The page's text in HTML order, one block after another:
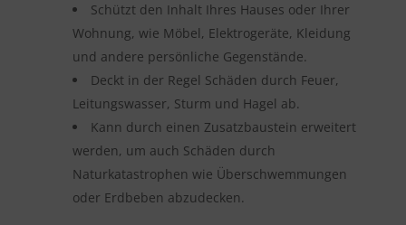
Schützt den Inhalt Ihres Hauses oder Ihrer
Wohnung, wie Möbel, Elektrogeräte, Kleidung
und andere persönliche Gegenstände.
Deckt in der Regel Schäden durch Feuer,
Leitungswasser, Sturm und Hagel ab.
Kann durch einen Zusatzbaustein erweitert
werden, um auch Schäden durch
Naturkatastrophen wie Überschwemmungen
oder Erdbeben abzudecken.